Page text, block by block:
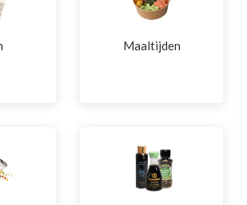
Maaltijden